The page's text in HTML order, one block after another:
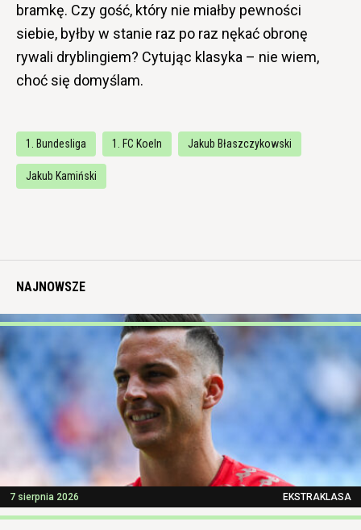
bramkę. Czy gość, który nie miałby pewności
siebie, byłby w stanie raz po raz nękać obronę
rywali dryblingiem? Cytując klasyka – nie wiem,
choć się domyślam.
1. Bundesliga 1. FC Koeln Jakub Błaszczykowski
Jakub Kamiński
NAJNOWSZE
7 sierpnia 2026 EKSTRAKLASA